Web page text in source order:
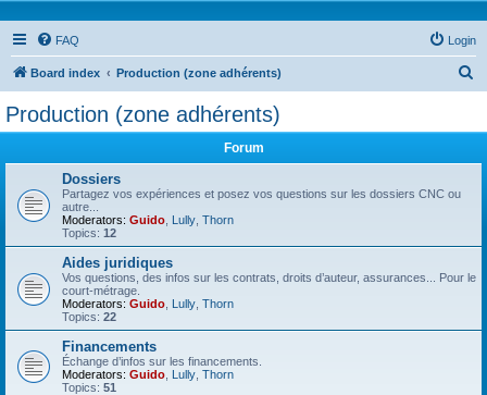
FAQ Login
Board index Production (zone adhérents)
Production (zone adhérents)
Forum
Dossiers
Partagez vos expériences et posez vos questions sur les dossiers CNC ou
autre...
Moderators: Guido Lully Thorn
Topics: 12
Aides juridiques
Vos questions, des infos sur les contrats, droits d’auteur, assurances... Pour le
court-métrage.
Moderators: Guido Lully Thorn
Topics: 22
Financements
Échange d’infos sur les financements.
Moderators: Guido Lully Thorn
Topics: 51